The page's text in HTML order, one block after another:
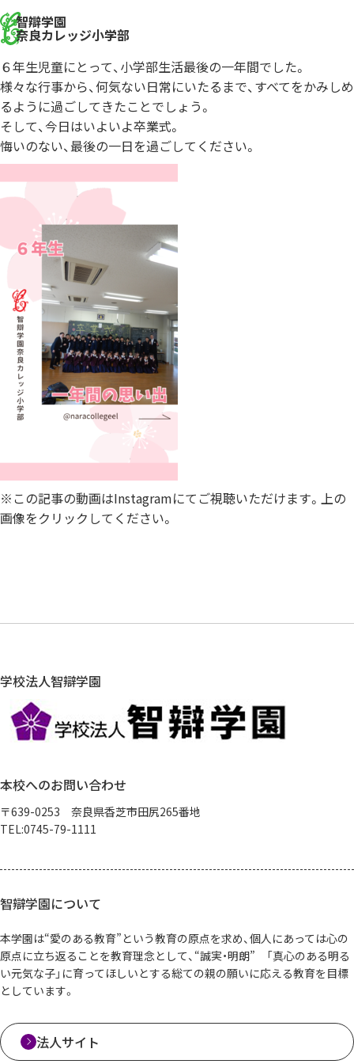
智辯学園
奈良カレッジ小学部
６年生児童にとって、小学部生活最後の一年間でした。
様々な行事から、何気ない日常にいたるまで、すべてをかみしめ
るように過ごしてきたことでしょう。
そして、今日はいよいよ卒業式。
悔いのない、最後の一日を過ごしてください。
※この記事の動画はInstagramにてご視聴いただけます。上の
画像をクリックしてください。
学校法人智辯学園
本校へのお問い合わせ
〒639-0253 奈良県香芝市田尻265番地
TEL:0745-79-1111
智辯学園について
本学園は“愛のある教育”という教育の原点を求め、個人にあっては心の
原点に立ち返ることを教育理念として、“誠実・明朗” 「真心のある明る
い元気な子」に育ってほしいとする総ての親の願いに応える教育を目標
としています。
法人サイト